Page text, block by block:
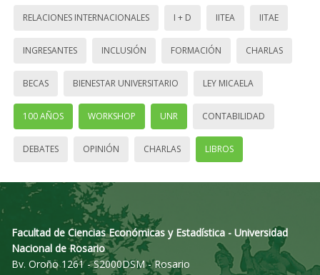
RELACIONES INTERNACIONALES I + D IITEA IITAE
INGRESANTES INCLUSIÓN FORMACIÓN CHARLAS
BECAS BIENESTAR UNIVERSITARIO LEY MICAELA
100 AÑOS WORKSHOP UNR CONTABILIDAD
DEBATES OPINIÓN CHARLAS LIBROS
Facultad de Ciencias Económicas y Estadística - Universidad
Nacional de Rosario
Bv. Oroño 1261 - S2000DSM - Rosario